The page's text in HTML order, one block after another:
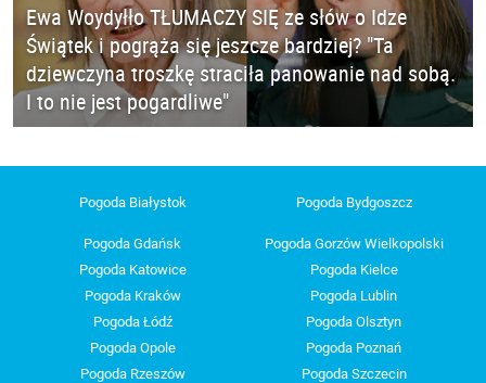
Ewa Woydyłło TŁUMACZY SIĘ ze słów o Idze
Świątek i pogrąża się jeszcze bardziej? "Ta
dziewczyna troszkę straciła panowanie nad sobą.
I to nie jest pogardliwe"
Pogoda Białystok Pogoda Bydgoszcz
Pogoda Gdańsk
Pogoda Gorzów Wielkopolski
Pogoda Katowice
Pogoda Kielce
Pogoda Kraków
Pogoda Lublin
Pogoda Łódź
Pogoda Olsztyn
Pogoda Opole
Pogoda Poznań
Pogoda Rzeszów
Pogoda Szczecin